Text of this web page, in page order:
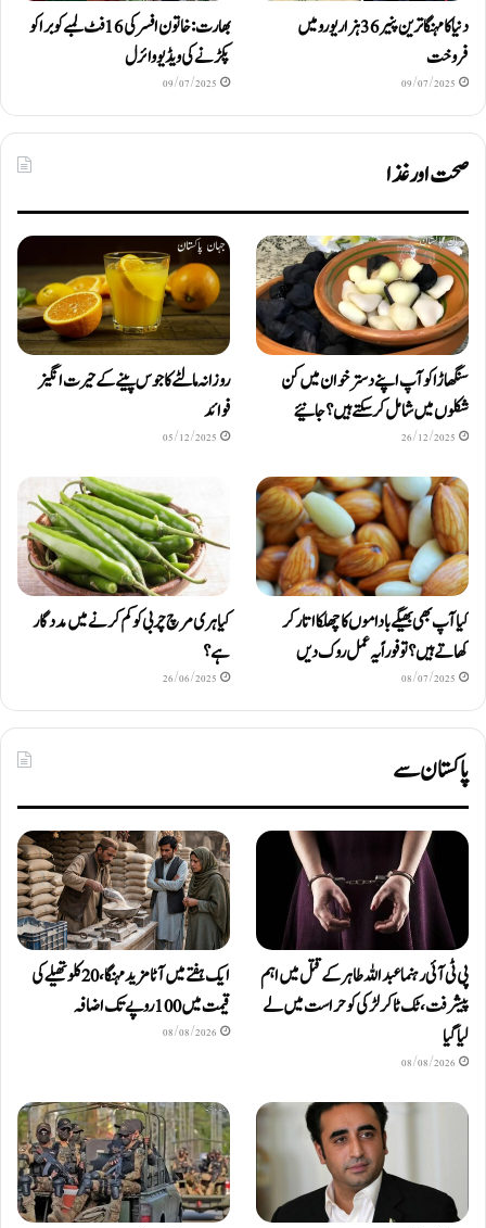
دنیا کا مہنگا ترین پنیر 36 ہزار یورو میں
فروخت
09/07/2025
بھارت: خاتون افسر کی 16 فٹ لمبے کوبرا کو
پکڑنے کی ویڈیو وائرل
09/07/2025
صحت اور غذا
سنگھاڑا کو آپ اپنے دستر خوان میں کن
شکلوں میں شامل کرسکتے ہیں ؟ جانیئے
26/12/2025
روزانہ مالٹے کا جوس پینے کے حیرت انگیز
فوائد
05/12/2025
کیا آپ بھی بھیگے باداموں کا چھلکا اتار کر
کھاتے ہیں؟ تو فوراً یہ عمل روک دیں
08/07/2025
کیا ہری مرچ چربی کو کم کرنے میں مددگار
ہے؟
26/06/2025
پاکستان سے
پی ٹی آئی رہنما عبداللہ طاہر کے قتل میں اہم
پیشرفت، ٹک ٹاکر لڑکی کو حراست میں لے
لیا گیا
08/08/2026
ایک ہفتے میں آٹا مزید مہنگا، 20 کلو تھیلے کی
قیمت میں 100 روپے تک اضافہ
08/08/2026